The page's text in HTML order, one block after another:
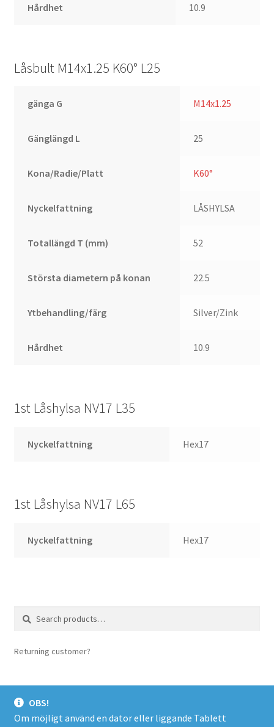
Hårdhet 10.9
Låsbult M14x1.25 K60° L25
gänga G M14x1.25
Gänglängd L 25
Kona/Radie/Platt K60°
Nyckelfattning LÅSHYLSA
Totallängd T (mm) 52
Största diametern på konan 22.5
Ytbehandling/färg Silver/Zink
Hårdhet 10.9
1st Låshylsa NV17 L35
Nyckelfattning Hex17
1st Låshylsa NV17 L65
Nyckelfattning Hex17
Search
Search
Returning customer?
OBS!
Om möjligt använd en dator eller liggande Tablett